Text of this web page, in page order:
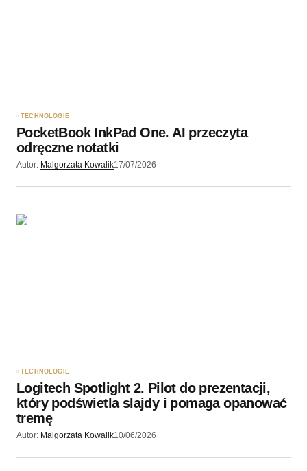
Wyślij komentarz
TECHNOLOGIE
PocketBook InkPad One. AI przeczyta
odręczne notatki
Autor: Malgorzata Kowalik17/07/2026
TECHNOLOGIE
Logitech Spotlight 2. Pilot do prezentacji,
który podświetla slajdy i pomaga opanować
tremę
Autor: Malgorzata Kowalik10/06/2026